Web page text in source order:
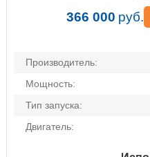
Производитель:
Мощность:
Тип запуска:
Двигатель:
366 000 руб.